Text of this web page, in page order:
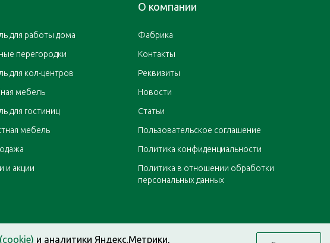
для работы дома
перегородки
для кол-центров
мебель
для гостиниц
мебель
и акции
О компании
Фабрика
Контакты
Реквизиты
Новости
Статьи
Пользовательское соглашение
Политика конфиденциальности
Политика в отношении обработки
персональных данных
и аналитики Яндекс.Метрики,